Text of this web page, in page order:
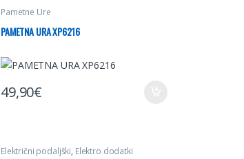
Pametne Ure
PAMETNA URA XP6216
49,90€
Električni podaljški, Elektro dodatki